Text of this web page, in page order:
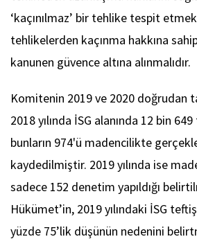
‘kaçınılmaz’ bir tehlike tespit
tehlikelerden kaçınma hakkına
kanunen güvence altına alınmalıdır.
Komitenin 2019 ve 2020 doğrudan
2018 yılında İSG alanında 12 bin
bunların 974'ü madencilikte
kaydedilmiştir. 2019 yılında ise
sadece 152 denetim yapıldığı
Hükümet’in, 2019 yılındaki İSG
yüzde 75’lik düşünün nedenini